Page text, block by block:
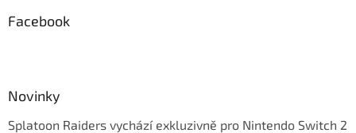
Facebook
Novinky
Splatoon Raiders vychází exkluzivně pro Nintendo Switch 2